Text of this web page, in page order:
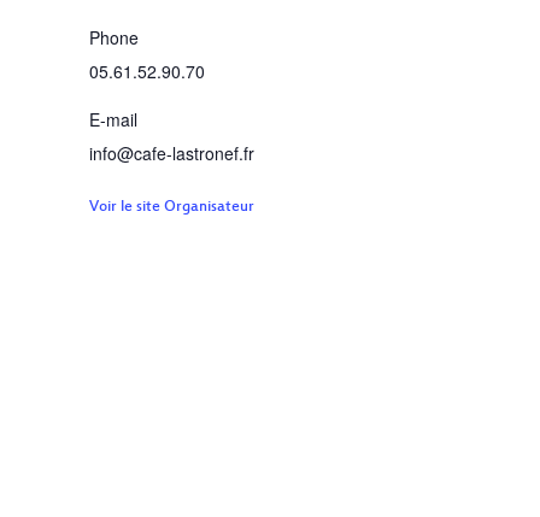
Phone
05.61.52.90.70
E-mail
info@cafe-lastronef.fr
Voir le site Organisateur